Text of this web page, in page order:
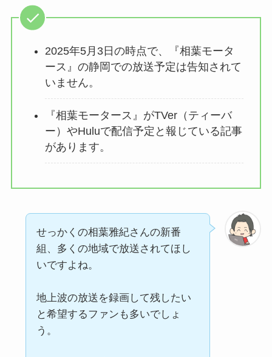
2025年5月3日の時点で、『相葉モータ
ース』の静岡での放送予定は告知されて
いません。
『相葉モータース』がTVer（ティーバ
ー）やHuluで配信予定と報じている記事
があります。
せっかくの相葉雅紀さんの新番
組、多くの地域で放送されてほし
いですよね。
地上波の放送を録画して残したい
と希望するファンも多いでしょ
う。